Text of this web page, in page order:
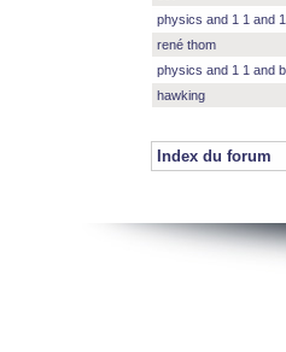
physics and 1 1 and 1
rené thom
physics and 1 1 and
hawking
Index du forum